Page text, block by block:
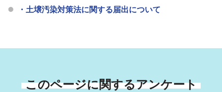
・土壌汚染対策法に関する届出について
このページに関するアンケート